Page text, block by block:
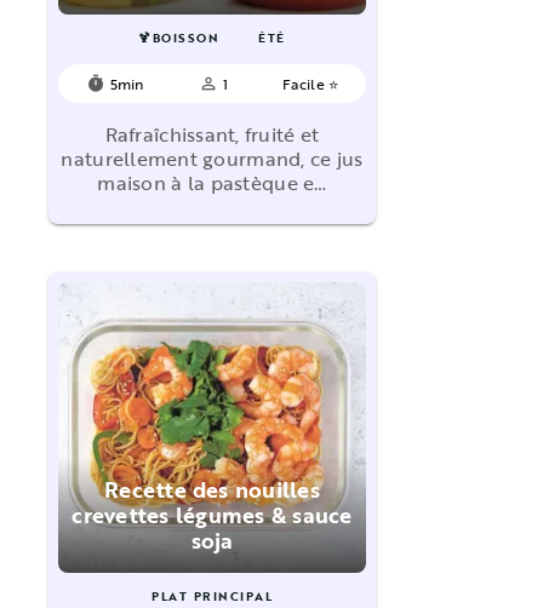
🍹BOISSON ÉTÉ
timer 5min person_outline 1 Facile ⭐
Rafraîchissant, fruité et
naturellement gourmand, ce jus
maison à la pastèque e…
Recette des nouilles
crevettes légumes & sauce
soja
PLAT PRINCIPAL